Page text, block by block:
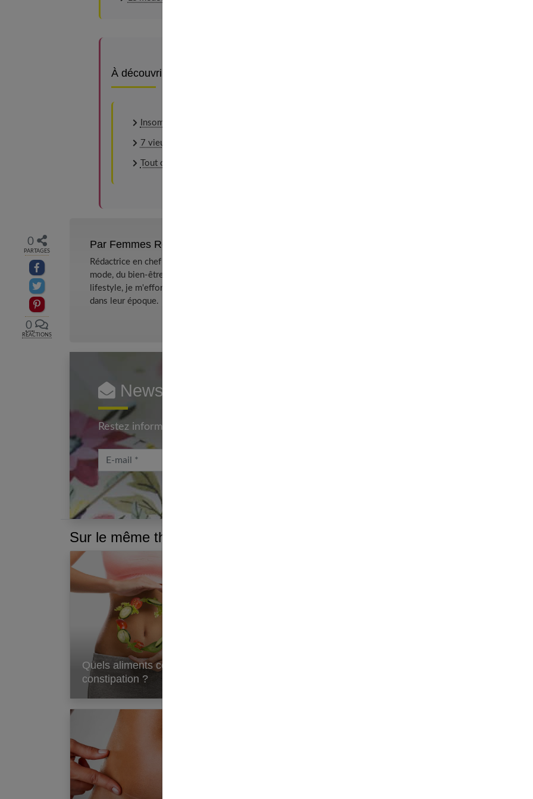
0
PARTAGES
Partager sur facebook
Partager sur Twitter
Epingler sur Pinterest
0
RÉACTIONS
À découvrir aussi
Insomnie : comprendre pour mieux lutter contre les troubles du sommeil
7 vieux remèdes efficaces à toujours avoir chez soi
Tout ce que vous devez savoir sur le blanchiment dentaire
Par Femmes References
Rédactrice en chef et chercheuse de tendances pour Femmes Références, j'explore avec passion les univers de la
mode, du bien-être et de la psychologie relationnelle. Forte de plusieurs années d'expérience dans le journalisme
lifestyle, je m'efforce de décrypter le quotidien pour offrir aux femmes des conseils fiables, inspirants et ancrés
dans leur époque.
Newsletter femmes références
Restez informé en vous inscrivant à notre newsletter
E-mail
Sur le même thème :
Quels aliments contre la
constipation ?